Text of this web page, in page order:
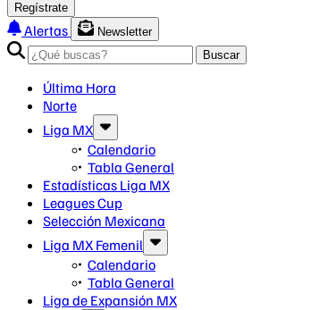
Regístrate
Alertas
Newsletter
Buscar
Última Hora
Norte
Liga MX
Calendario
Tabla General
Estadísticas Liga MX
Leagues Cup
Selección Mexicana
Liga MX Femenil
Calendario
Tabla General
Liga de Expansión MX